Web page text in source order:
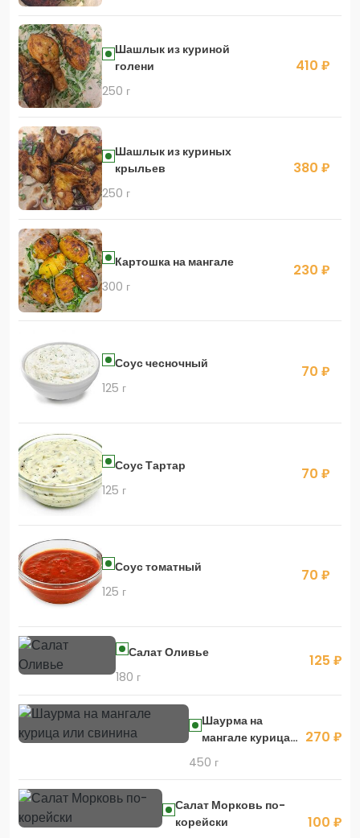
Шашлык из куриной
голени
250 г
410 ₽
Шашлык из куриных
крыльев
250 г
380 ₽
Картошка на мангале
300 г
230 ₽
Соус чесночный
125 г
70 ₽
Соус Тартар
125 г
70 ₽
Соус томатный
125 г
70 ₽
Салат Оливье
180 г
125 ₽
Шаурма на
мангале курица
или свинина
450 г
270 ₽
Салат Морковь по-
корейски
100 ₽